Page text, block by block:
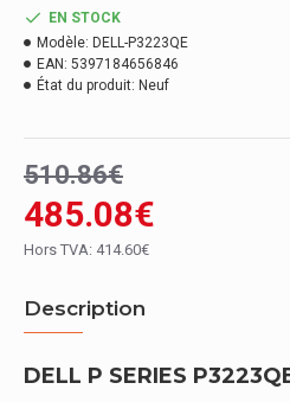
485.08€
510.86€
Hors TVA: 414.60€
EN STOCK
Modèle: DELL-P3223QE
EAN: 5397184656846
État du produit: Neuf
Description
DELL P SERIES